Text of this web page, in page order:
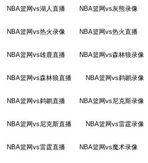
NBA篮网vs湖人直播 NBA篮网vs灰熊录像
NBA篮网vs热火录像 NBA篮网vs热火直播
NBA篮网vs雄鹿直播 NBA篮网vs森林狼录像
NBA篮网vs森林狼直播 NBA篮网vs鹈鹕录像
NBA篮网vs鹈鹕直播 NBA篮网vs尼克斯录像
NBA篮网vs尼克斯直播 NBA篮网vs雷霆录像
NBA篮网vs雷霆直播 NBA篮网vs魔术录像